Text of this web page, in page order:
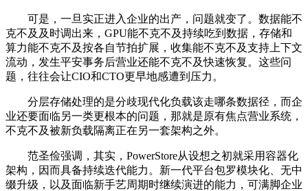
可是，一旦实正进入企业的出产，问题就变了。数据能不
克不及及时调出来，GPU能不克不及持续吃到数据，存储和
算力能不克不及按各自节拍扩展，收集能不克不及支持上下文
流动，发生平安事务后营业还能不克不及快速恢复。这些问
题，往往会让CIO和CTO更早地感遭到压力。
分层存储处理的是分歧现代化负载该走哪条数据径，而企
业还要面临另一类更根本的问题，那就是原有焦点营业系统，
不克不及被新负载隔离正在另一套架构之外。
范圣俭强调，其实，PowerStore从设想之初就采用容器化
架构，因而具备持续迭代能力。新一代平台包罗模块化、无中
缀升级，以及面临新手艺周期时继续演进的能力，可满脚企业